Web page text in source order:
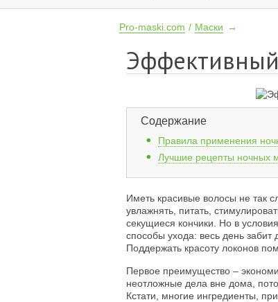
Pro-maski.com Маски
Содержание
Правила применения
Лучшие рецепты ночных
Иметь красивые волосы не так
увлажнять, питать,
секущиеся кончики. Но в
способы ухода: весь день
Поддержать красоту локонов
Первое преимущество –
неотложные дела вне дома,
Кстати, многие ингредиенты,